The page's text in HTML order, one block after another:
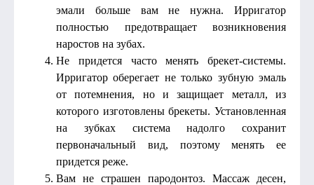
эмали больше вам не нужна. Ирригатор
полностью предотвращает возникновения
наростов на зубах.
Не придется часто менять брекет-системы.
Ирригатор оберегает не только зубную эмаль
от потемнения, но и защищает металл, из
которого изготовлены брекеты. Установленная
на зубках система надолго сохранит
первоначальный вид, поэтому менять ее
придется реже.
Вам не страшен пародонтоз. Массаж десен,